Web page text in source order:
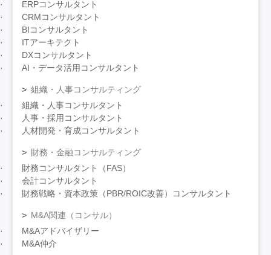
ERPコンサルタント
CRMコンサルタント
BIコンサルタント
ITアーキテクト
DXコンサルタント
AI・データ活用コンサルタント
組織・人事コンサルティング
組織・人事コンサルタント
人事・採用コンサルタント
人材開発・育成コンサルタント
財務・金融コンサルティング
財務コンサルタント（FAS）
会計コンサルタント
財務戦略・資本政策（PBR/ROIC改善）コンサルタント
M&A関連（コンサル）
M&Aアドバイザリー
M&A仲介